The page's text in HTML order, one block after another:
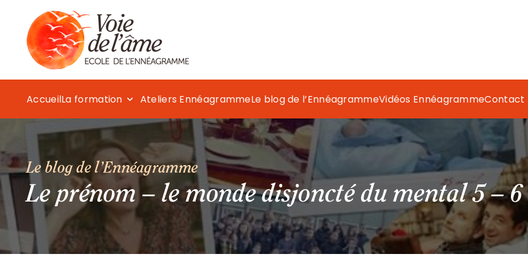
AccueilLa formation Ateliers EnnéagrammeLe blog de l’EnnéagrammeVidéos EnnéagrammeContact
Le blog de l’Ennéagramme
Le prénom – le monde disjoncté du mental 5 – 6